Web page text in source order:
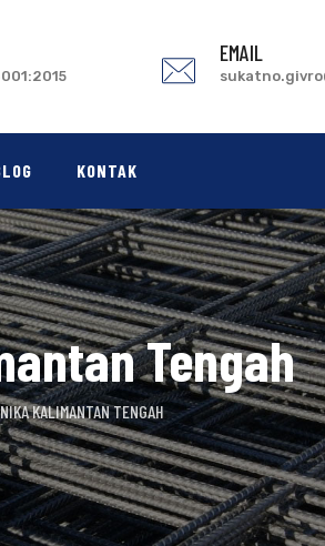
EMAIL
KONTAK
Tengah
KALIMANTAN TENGAH